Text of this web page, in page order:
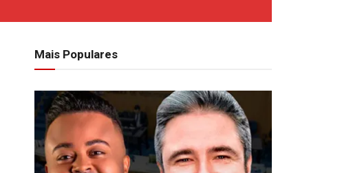
Mais Populares